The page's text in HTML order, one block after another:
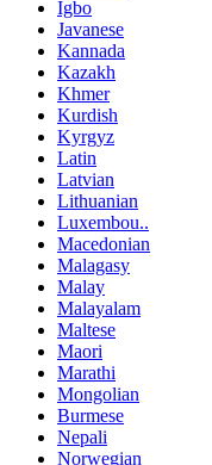
Igbo
Javanese
Kannada
Kazakh
Khmer
Kurdish
Kyrgyz
Latin
Latvian
Lithuanian
Luxembou..
Macedonian
Malagasy
Malay
Malayalam
Maltese
Maori
Marathi
Mongolian
Burmese
Nepali
Norwegian